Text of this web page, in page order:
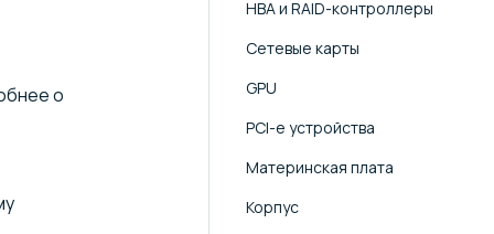
о
HBA и RAID-контроллеры
Сетевые карты
GPU
PCI-e устройства
Материнская плата
Корпус